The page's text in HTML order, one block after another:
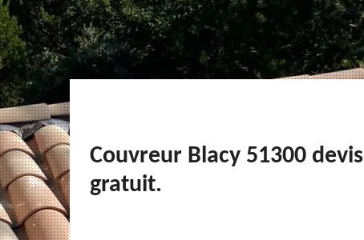
Couvreur Blacy 51300 devis
gratuit.